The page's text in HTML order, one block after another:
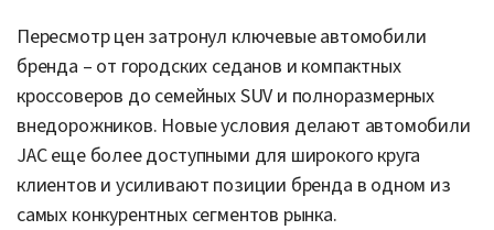
Пересмотр цен затронул ключевые автомобили
бренда – от городских седанов и компактных
кроссоверов до семейных SUV и полноразмерных
внедорожников. Новые условия делают автомобили
JAC еще более доступными для широкого круга
клиентов и усиливают позиции бренда в одном из
самых конкурентных сегментов рынка.